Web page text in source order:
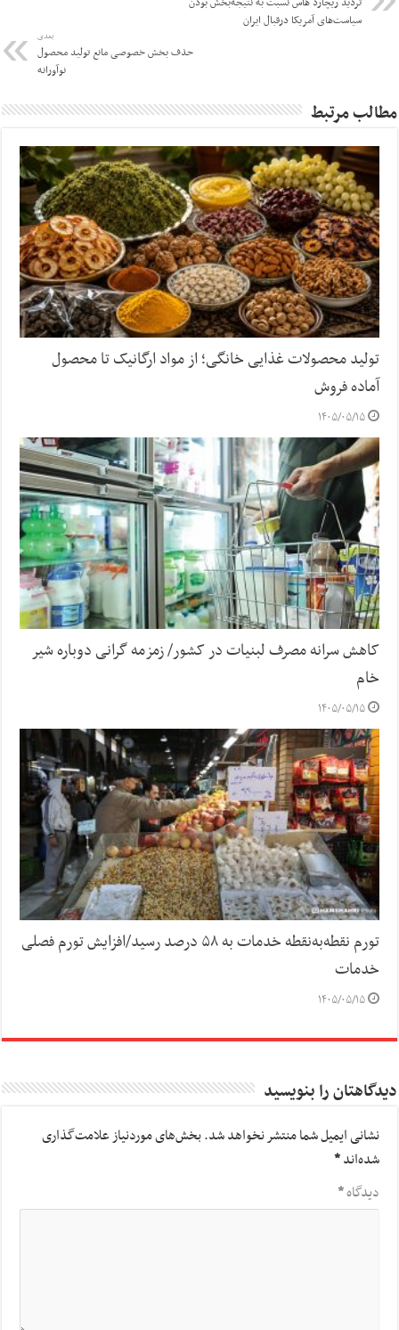
سیاست‌های آمریکا درقبال ایران
بعدی
حذف بخش خصوصی مانع تولید محصول
نوآورانه
مطالب مرتبط
تولید محصولات غذایی خانگی؛ از مواد ارگانیک تا محصول
آماده فروش
۱۴۰۵/۰۵/۱۵
کاهش سرانه مصرف لبنیات در کشور/ زمزمه گرانی دوباره شیر
خام
۱۴۰۵/۰۵/۱۵
تورم نقطه‌به‌نقطه خدمات به ۵۸ درصد رسید/افزایش تورم فصلی
خدمات
۱۴۰۵/۰۵/۱۵
دیدگاهتان را بنویسید
نشانی ایمیل شما منتشر نخواهد شد.بخش‌های موردنیاز علامت‌گذاری
شده‌اند*
دیدگاه*